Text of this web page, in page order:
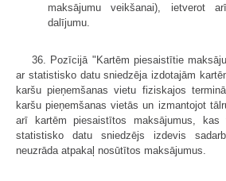
maksājumu veikšanai), ietverot
dalījumu.
36. Pozīcijā "Kartēm piesaistītie
ar statistisko datu sniedzēja izdotajām
karšu pieņemšanas vietu fiziskajos
karšu pieņemšanas vietās un izmantojot
arī kartēm piesaistītos maksājumus,
statistisko datu sniedzējs izdevis
neuzrāda atpakaļ nosūtītos maksājumus.